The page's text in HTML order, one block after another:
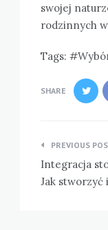
swojej
rodzinnych
Tags:
SHARE
wpisu
PREVIOUS
Integracja
Jak